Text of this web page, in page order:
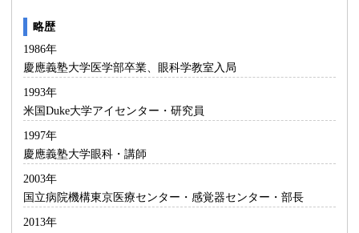
略歴
1986年
慶應義塾大学医学部卒業、眼科学教室入局
1993年
米国Duke大学アイセンター・研究員
1997年
慶應義塾大学眼科・講師
2003年
国立病院機構東京医療センター・感覚器センター・部長
2013年